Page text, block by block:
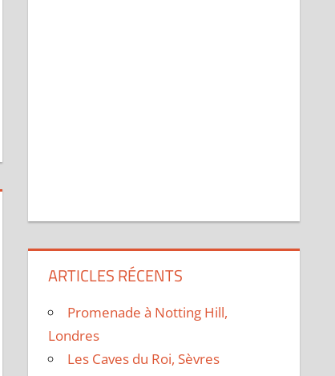
ARTICLES RÉCENTS
Promenade à Notting Hill,
Londres
Les Caves du Roi, Sèvres